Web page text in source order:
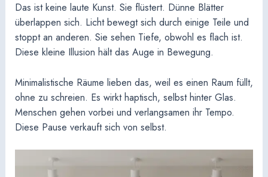
Das ist keine laute Kunst. Sie flüstert. Dünne Blätter
überlappen sich. Licht bewegt sich durch einige Teile und
stoppt an anderen. Sie sehen Tiefe, obwohl es flach ist.
Diese kleine Illusion hält das Auge in Bewegung.
Minimalistische Räume lieben das, weil es einen Raum füllt,
ohne zu schreien. Es wirkt haptisch, selbst hinter Glas.
Menschen gehen vorbei und verlangsamen ihr Tempo.
Diese Pause verkauft sich von selbst.